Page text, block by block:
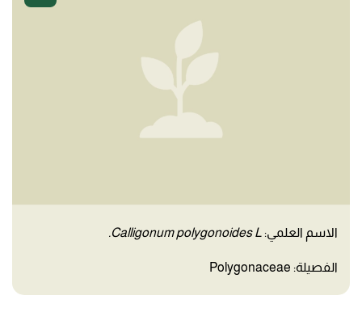
الاسم العلمي: Calligonum polygonoides L.
الفصيلة: Polygonaceae